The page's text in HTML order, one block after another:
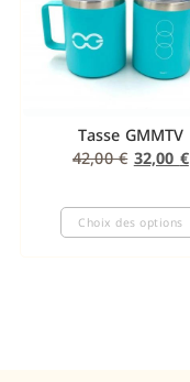
Tasse GMMTV
42,00€ 32,00 €
Choix des options